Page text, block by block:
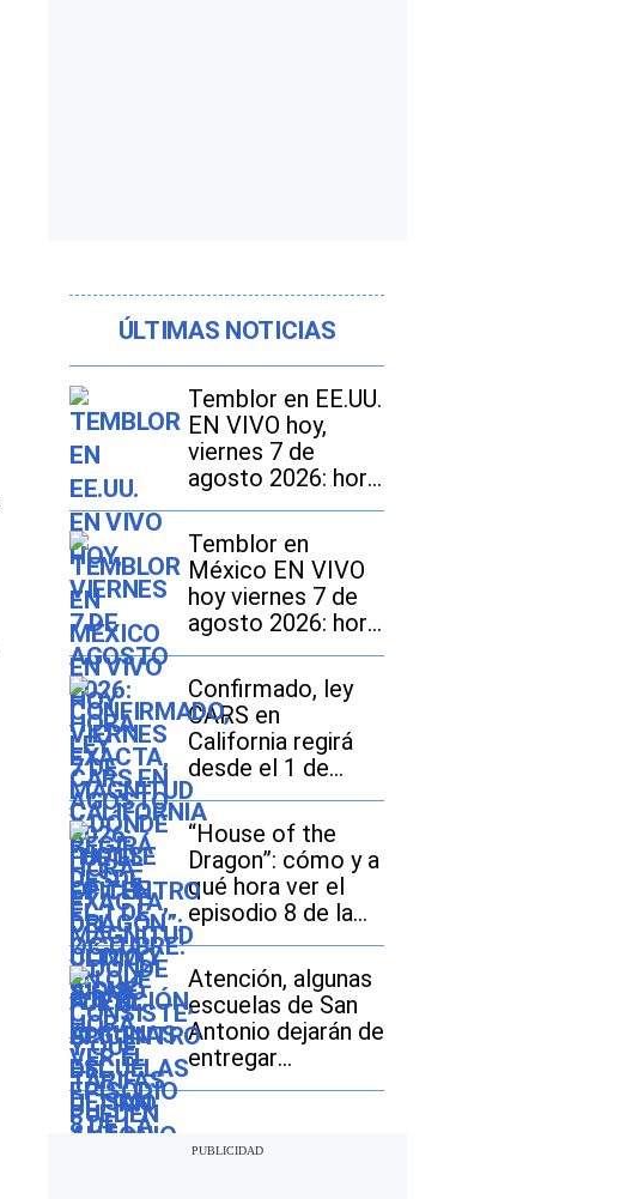
ÚLTIMAS NOTICIAS
Temblor en EE.UU.
EN VIVO hoy,
viernes 7 de
agosto 2026: hora
exacta, magnitud y
dónde fue el
epicentro del
último sismo
Temblor en
México EN VIVO
hoy viernes 7 de
agosto 2026: hora
exacta, magnitud y
dónde fue el
epicentro del
último
Confirmado, ley
CARS en
California regirá
desde el 1 de
octubre: en qué
consiste y qué
tarifas pueden
pagar los
compradores de
vehículos usados
“House of the
Dragon”: cómo y a
qué hora ver el
episodio 8 de la
temporada 3
Atención, algunas
escuelas de San
Antonio dejarán de
entregar
desayunos y
seguirá con este